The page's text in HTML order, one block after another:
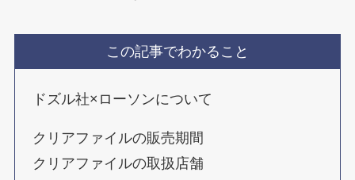
この記事でわかること
ドズル社×ローソンについて
クリアファイルの販売期間
クリアファイルの取扱店舗